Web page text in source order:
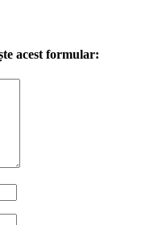
acest formular: